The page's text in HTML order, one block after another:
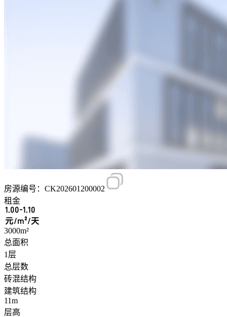
房源编号：CK202601200002
租金
1.00-1.10
元/m²/天
3000m²
总面积
1层
总层数
砖混结构
建筑结构
11m
层高